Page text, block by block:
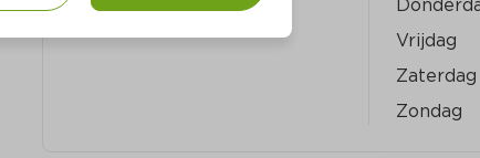
Vrijdag
Zaterdag
Zondag